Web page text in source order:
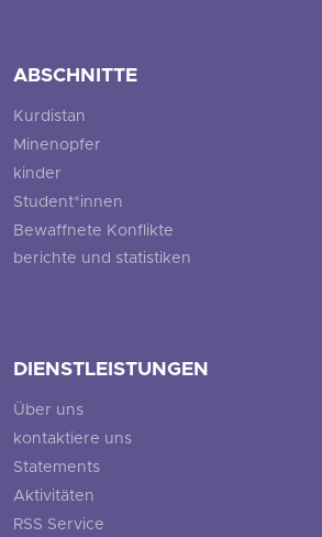
ABSCHNITTE
Kurdistan
Minenopfer
kinder
Student*innen
Bewaffnete Konflikte
berichte und statistiken
DIENSTLEISTUNGEN
Über uns
kontaktiere uns
Statements
Aktivitäten
RSS Service